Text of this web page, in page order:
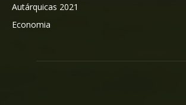
Autárquicas 2021
Economia